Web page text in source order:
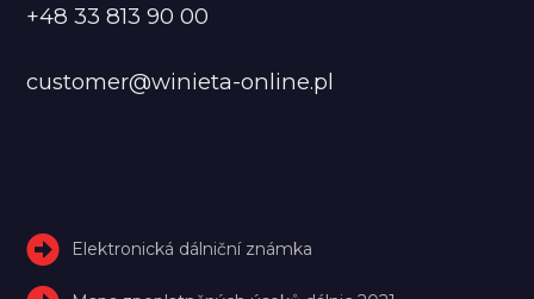
+48 33 813 90 00
customer@winieta-online.pl
Elektronická dálniční známka